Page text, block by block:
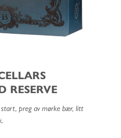
RESERVE
preg av mørke bær, litt